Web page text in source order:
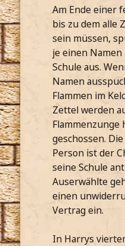
Am Ende einer
bis zu dem alle
sein müssen,
je einen
Schule aus.
Namen
Flammen im
Zettel werden
Flammenzunge
geschossen.
Person ist der
seine Schule
Auserwählte
einen
Vertrag ein.
In Harrys